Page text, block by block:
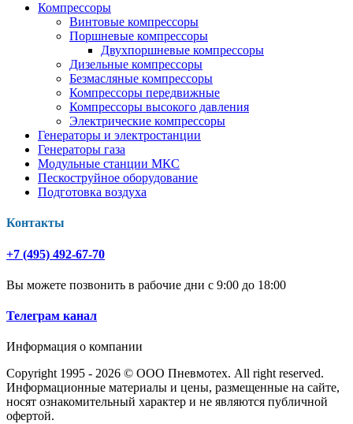
Компрессоры
Винтовые компрессоры
Поршневые компрессоры
Двухпоршневые компрессоры
Дизельные компрессоры
Безмасляные компрессоры
Компрессоры передвижные
Компрессоры высокого давления
Электрические компрессоры
Генераторы и электростанции
Генераторы газа
Модульные станции МКС
Пескоструйное оборудование
Подготовка воздуха
Контакты
+7 (495) 492-67-70
Вы можете позвонить в рабочие дни с 9:00 до 18:00
Телеграм канал
Информация о компании
Copyright 1995 - 2026 © ООО Пневмотех. All right reserved.
Информационные материалы и цены, размещенные на сайте,
носят ознакомительный характер и не являются публичной
офертой.